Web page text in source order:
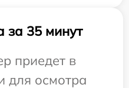
за 35 минут
приедет в
для осмотра